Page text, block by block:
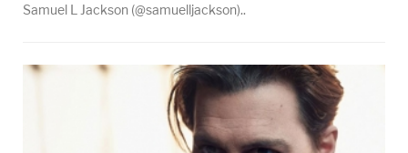
Samuel L Jackson (@samuelljackson)..